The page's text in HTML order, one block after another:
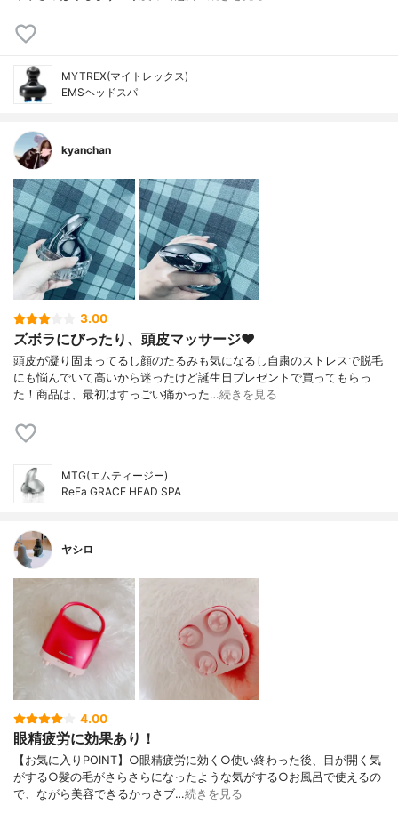
MYTREX(マイトレックス)
EMSヘッドスパ
kyanchan
3.00
ズボラにぴったり、頭皮マッサージ❤︎
頭皮が凝り固まってるし顔のたるみも気になるし自粛のストレスで脱毛
にも悩んでいて高いから迷ったけど誕生日プレゼントで買ってもらっ
た！商品は、最初はすっごい痛かった…続きを見る
MTG(エムティージー)
ReFa GRACE HEAD SPA
ヤシロ
4.00
眼精疲労に効果あり！
【お気に入りPOINT】○眼精疲労に効く○使い終わった後、目が開く気
がする○髪の毛がさらさらになったような気がする○お風呂で使えるの
で、ながら美容できるかっさブ…続きを見る